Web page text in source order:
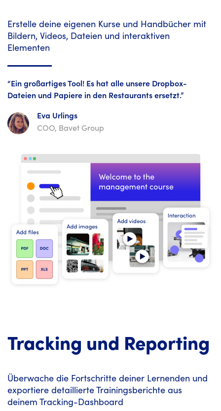
Erstelle deine eigenen Kurse und Handbücher mit
Bildern, Videos, Dateien und interaktiven
Elementen
“Ein großartiges Tool! Es hat alle unsere Dropbox-
Dateien und Papiere in den Restaurants ersetzt.”
Eva Urlings
COO, Bavet Group
Tracking und Reporting
Überwache die Fortschritte deiner Lernenden und
exportiere detaillierte Trainingsberichte aus
deinem Tracking-Dashboard